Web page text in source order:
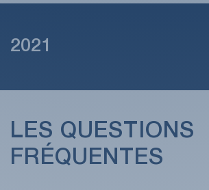
2021
LES QUESTIONS
FRÉQUENTES